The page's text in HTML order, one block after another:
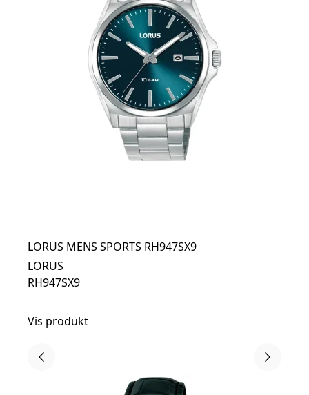
LORUS MENS SPORTS RH947SX9
LORUS
RH947SX9
Vis produkt